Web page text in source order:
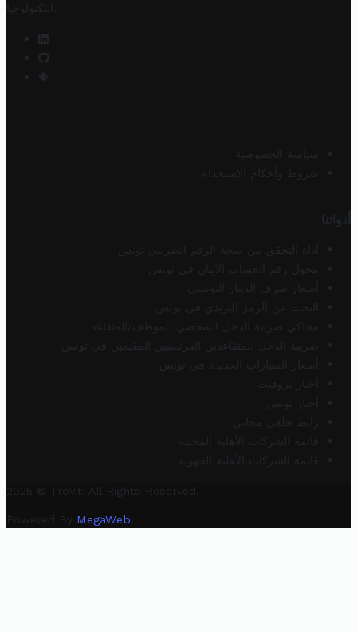
التكنولوجيا
سياسة الخصوصية
شروط وأحكام الاستخدام
أدواتنا
أداة التحقق من صحة الرقم الضريبي تونس
محول رقم الحساب الآيبان في تونس
أسعار صرف الدينار التونسي
البحث عن الرمز البريدي في تونس
محاكي ضريبة الدخل الشخصي للموظف/المتقاعد
ضريبة الدخل للمتقاعدين الفرنسيين المقيمين في تونس
أسعار السيارات الجديدة في تونس
أخبار تروفيت
أخبار تونس
رابط خلفي مجاني
قائمة الشركات الأهلية المحلية
قائمة الشركات الأهلية الجهوية
2025 © Trovit. All Rights Reserved.
Powered By MegaWeb